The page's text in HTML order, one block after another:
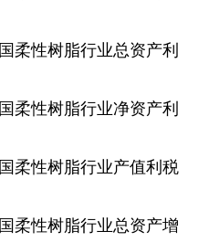
柔性树脂行业总资产利
柔性树脂行业净资产利
柔性树脂行业产值利税
柔性树脂行业总资产增